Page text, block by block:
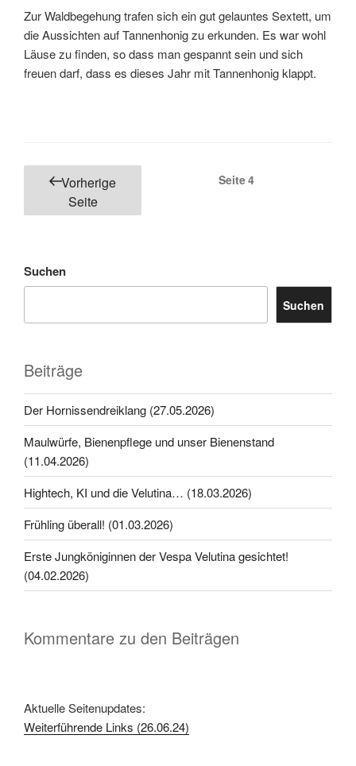
Zur Wald­bege­hung trafen sich ein gut gelauntes Sex­tett, um
die Aus­sicht­en auf Tan­nen­honig zu erkun­den. Es war wohl
Läuse zu find­en, so dass man ges­pan­nt sein und sich
freuen darf, dass es dieses Jahr mit Tan­nen­honig klappt.
Seitennummerierung
Beiträge
Vorherige
Seite
Seite4
Suchen
Suchen
Beiträge
Der Hornissendreiklang (27.05.2026)
Maulwürfe, Bienenpflege und unser Bienenstand
(11.04.2026)
Hightech, KI und die Velutina… (18.03.2026)
Frühling überall! (01.03.2026)
Erste Jungköniginnen der Vespa Velutina gesichtet!
(04.02.2026)
Kommentare zu den Beiträgen
Aktuelle Seitenupdates:
Weiterführende Links (26.06.24)